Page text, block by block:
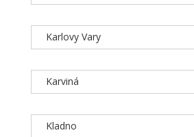
Karlovy Vary
Karviná
Kladno